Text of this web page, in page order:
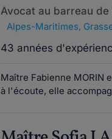
Avocat au barreau de
Alpes-Maritimes,
43 années
Maître Fabienne MORIN
à l'écoute, elle